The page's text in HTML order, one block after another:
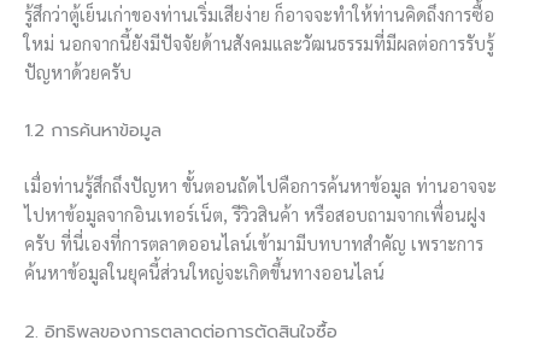
รู้สึกว่าตู้เย็นเก่าของท่านเริ่มเสียง่าย ก็อาจจะทำให้ท่านคิดถึงการซื้อ
ใหม่ นอกจากนี้ยังมีปัจจัยด้านสังคมและวัฒนธรรมที่มีผลต่อการรับรู้
ปัญหาด้วยครับ
1.2 การค้นหาข้อมูล
เมื่อท่านรู้สึกถึงปัญหา ขั้นตอนถัดไปคือการค้นหาข้อมูล ท่านอาจจะ
ไปหาข้อมูลจากอินเทอร์เน็ต, รีวิวสินค้า หรือสอบถามจากเพื่อนฝูง
ครับ ที่นี่เองที่การตลาดออนไลน์เข้ามามีบทบาทสำคัญ เพราะการ
ค้นหาข้อมูลในยุคนี้ส่วนใหญ่จะเกิดขึ้นทางออนไลน์
2. อิทธิพลของการตลาดต่อการตัดสินใจซื้อ